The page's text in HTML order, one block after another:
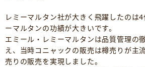
レミーマルタン社が大きく飛躍したのは
ーマルタンの功績が大きいです。
エミール・レミーマルタンは品質管理の
え、当時コニャックの販売は樽売りが主
売りの販売を実現しました。